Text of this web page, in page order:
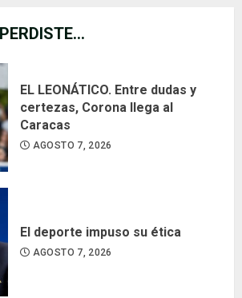
EL LEONÁTICO. Entre dudas y
certezas, Corona llega al
Caracas
AGOSTO 7, 2026
El deporte impuso su ética
AGOSTO 7, 2026